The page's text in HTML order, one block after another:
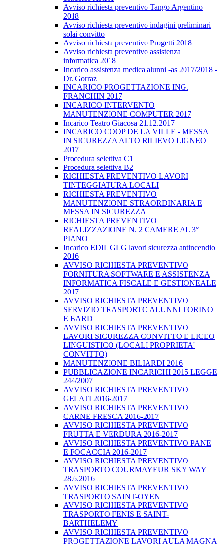
Avviso richiesta preventivo Tango Argentino
2018
Avviso richiesta preventivo indagini preliminari
solai convitto
Avviso richiesta preventivo Progetti 2018
Avviso richiesta preventivo assistenza
informatica 2018
Incarico assistenza medica alunni -as 2017/2018 -
Dr. Gorraz
INCARICO PROGETTAZIONE ING.
FRANCHIN 2017
INCARICO INTERVENTO
MANUTENZIONE COMPUTER 2017
Incarico Teatro Giacosa 21.12.2017
INCARICO COOP DE LA VILLE - MESSA
IN SICUREZZA ALTO RILIEVO LIGNEO
2017
Procedura selettiva C1
Procedura selettiva B2
RICHIESTA PREVENTIVO LAVORI
TINTEGGIATURA LOCALI
RICHIESTA PREVENTIVO
MANUTENZIONE STRAORDINARIA E
MESSA IN SICUREZZA
RICHIESTA PREVENTIVO
REALIZZAZIONE N. 2 CAMERE AL 3°
PIANO
Incarico EDIL GLG lavori sicurezza antincendio
2016
AVVISO RICHIESTA PREVENTIVO
FORNITURA SOFTWARE E ASSISTENZA
INFORMATICA FISCALE E GESTIONEALE
2017
AVVISO RICHIESTA PREVENTIVO
SERVIZIO TRASPORTO ALUNNI TORINO
E BARD
AVVISO RICHIESTA PREVENTIVO
LAVORI SICUREZZA CONVITTO E LICEO
LINGUISTICO (LOCALI PROPRIETA'
CONVITTO)
MANUTENZIONE BILIARDI 2016
PUBBLICAZIONE INCARICHI 2015 LEGGE
244/2007
AVVISO RICHIESTA PREVENTIVO
GELATI 2016-2017
AVVISO RICHIESTA PREVENTIVO
CARNE FRESCA 2016-2017
AVVISO RICHIESTA PREVENTIVO
FRUTTA E VERDURA 2016-2017
AVVISO RICHIESTA PREVENTIVO PANE
E FOCACCIA 2016-2017
AVVISO RICHIESTA PREVENTIVO
TRASPORTO COURMAYEUR SKY WAY
28.6.2016
AVVISO RICHIESTA PREVENTIVO
TRASPORTO SAINT-OYEN
AVVISO RICHIESTA PREVENTIVO
TRASPORTO FENIS E SAINT-
BARTHELEMY
AVVISO RICHIESTA PREVENTIVO
PROGETTAZIONE LAVORI AULA MAGNA